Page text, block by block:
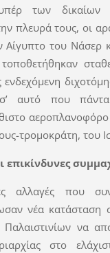
των
πλευρά τους, οι
Αίγυπτο του Νάσερ
αυτό που πάντα
τρομοκράτη, του
επικίνδυνες
αλλαγές που
νέα κατάσταση
να
στο